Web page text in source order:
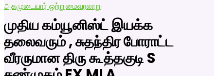
அகமுடையார் ஒற்றுமைவரலாறு
முதிய கம்யூனிஸ்ட் இயக்க
தலைவரும் , சுதந்திர போராட்ட
வீரருமான திரு கூத்தகுடி S